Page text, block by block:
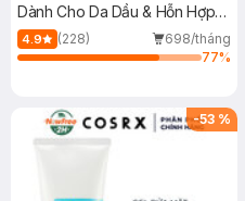
Dành Cho Da Dầu & Hỗn Hợp
500ml
4.9 (228)
698/tháng
77%
-53 %